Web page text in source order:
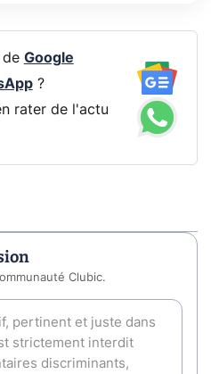
de Google
?
rater de l'actu
Clubic.